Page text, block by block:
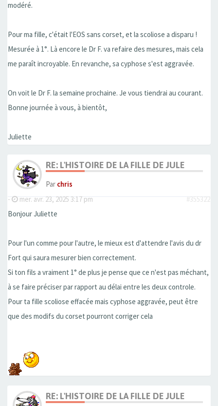
modéré.
Pour ma fille, c'était l'EOS sans corset, et la scoliose a disparu !
Mesurée à 1°. Là encore le Dr F. va refaire des mesures, mais cela
me paraît incroyable. En revanche, sa cyphose s'est aggravée.
On voit le Dr F. la semaine prochaine. Je vous tiendrai au courant.
Bonne journée à vous, à bientôt,
Juliette
RE: L'HISTOIRE DE LA FILLE DE JULE
Par chris
-
mer. avr. 23, 2025 3:17 pm
#355322
Bonjour Juliette
Pour l'un comme pour l'autre, le mieux est d'attendre l'avis du dr
Fort qui saura mesurer bien correctement.
Si ton fils a vraiment 1° de plus je pense que ce n'est pas méchant,
à se faire préciser par rapport au délai entre les deux controle.
Pour ta fille scoliose effacée mais cyphose aggravée, peut être
que des modifs du corset pourront corriger cela
RE: L'HISTOIRE DE LA FILLE DE JULE